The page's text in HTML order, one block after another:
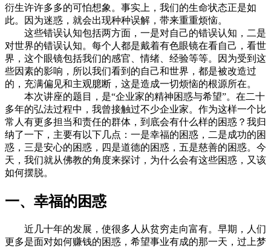
衍生许许多多的可怕想象。事实上，我们的生命状态正是如
此。因为迷惑，就会出现种种误解，带来重重烦恼。
这些错误认知包括两方面，一是对自己的错误认知，二是
对世界的错误认知。每个人都是戴着有色眼镜在看自己，看世
界，这个眼镜包括我们的感官、情绪、经验等等。因为受到这
些因素的影响，所以我们看到的自己和世界，都是被改造过
的，充满偏见和主观臆断，这是造成一切烦恼的根源所在。
本次讲座的题目，是“企业家的精神困惑与希望”。在二十
多年的弘法过程中，我曾接触过不少企业家。作为这样一个比
常人有更多担当和责任的群体，到底会有什么样的困惑？我归
纳了一下，主要有以下几点：一是幸福的困惑，二是成功的困
惑，三是安心的困惑，四是道德的困惑，五是慈善的困惑。今
天，我们就从佛教的角度来探讨，为什么会有这些困惑，又该
如何摆脱。
一、幸福的困惑
近几十年的发展，使很多人从贫穷走向富有。早期，人们
更多是面对如何赚钱的困惑，希望事业有成的那一天，过上梦